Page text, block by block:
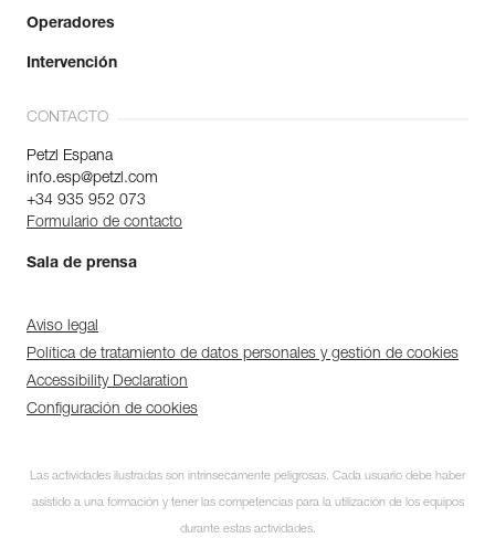
Operadores
Intervención
CONTACTO
Petzl Espana
info.esp@petzl.com
+34 935 952 073
Formulario de contacto
Sala de prensa
Aviso legal
Política de tratamiento de datos personales y gestión de cookies
Accessibility Declaration
Configuración de cookies
Las actividades ilustradas son intrínsecamente peligrosas. Cada usuario debe haber
asistido a una formación y tener las competencias para la utilización de los equipos
durante estas actividades.